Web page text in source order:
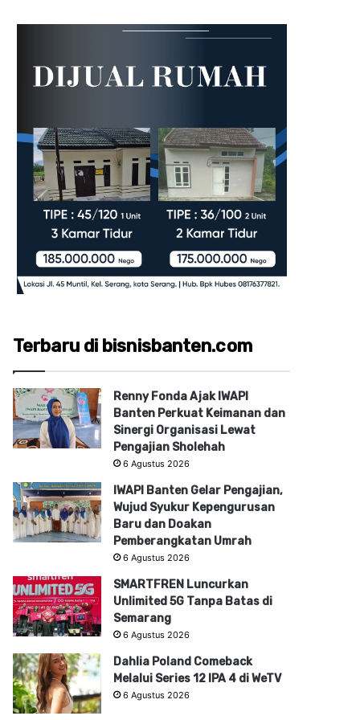
Terbaru di bisnisbanten.com
Renny Fonda Ajak IWAPI
Banten Perkuat Keimanan dan
Sinergi Organisasi Lewat
Pengajian Sholehah
6 Agustus 2026
IWAPI Banten Gelar Pengajian,
Wujud Syukur Kepengurusan
Baru dan Doakan
Pemberangkatan Umrah
6 Agustus 2026
SMARTFREN Luncurkan
Unlimited 5G Tanpa Batas di
Semarang
6 Agustus 2026
Dahlia Poland Comeback
Melalui Series 12 IPA 4 di WeTV
6 Agustus 2026